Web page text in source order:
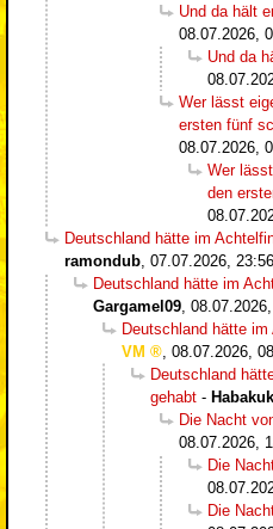
Und da hält
08.07.2026,
Und da
Wer lässt
ersten fünf
08.07.2026,
Wer
den
Deutschland hätte im
ramondub 07.07.2026, 23:56
Deutschland hätte im
Gargamel09
Deutschland hätte
VM
08.07.2026,
Deutschland
gehabt - Habakuk
Die Nacht
08.07.2026,
Die
Die